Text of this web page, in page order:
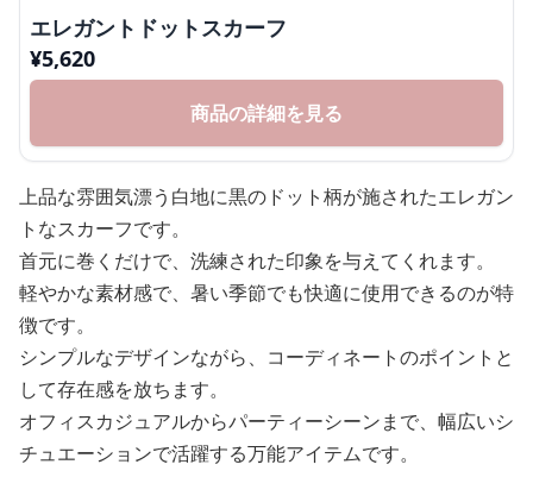
エレガントドットスカーフ
¥5,620
商品の詳細を見る
上品な雰囲気漂う白地に黒のドット柄が施されたエレガン
トなスカーフです。
首元に巻くだけで、洗練された印象を与えてくれます。
軽やかな素材感で、暑い季節でも快適に使用できるのが特
徴です。
シンプルなデザインながら、コーディネートのポイントと
して存在感を放ちます。
オフィスカジュアルからパーティーシーンまで、幅広いシ
チュエーションで活躍する万能アイテムです。